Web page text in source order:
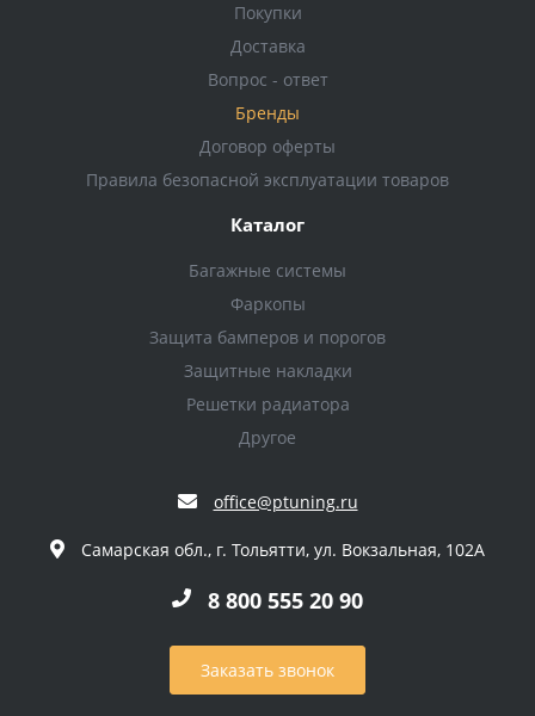
Покупки
Доставка
Вопрос - ответ
Бренды
Договор оферты
Правила безопасной эксплуатации товаров
Каталог
Багажные системы
Фаркопы
Защита бамперов и порогов
Защитные накладки
Решетки радиатора
Другое
office@ptuning.ru
Самарская обл., г. Тольятти, ул. Вокзальная, 102А
8 800 555 20 90
Заказать звонок